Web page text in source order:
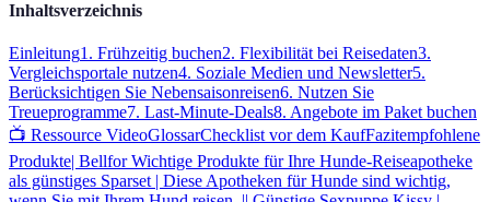
Inhaltsverzeichnis
Einleitung1. Frühzeitig buchen2. Flexibilität bei Reisedaten3.
Vergleichsportale nutzen4. Soziale Medien und Newsletter5.
Berücksichtigen Sie Nebensaisonreisen6. Nutzen Sie
Treueprogramme7. Last-Minute-Deals8. Angebote im Paket buchen
📺 Ressource VideoGlossarChecklist vor dem KaufFazitempfohlene
Produkte| Bellfor Wichtige Produkte für Ihre Hunde-Reiseapotheke
als günstiges Sparset | Diese Apotheken für Hunde sind wichtig,